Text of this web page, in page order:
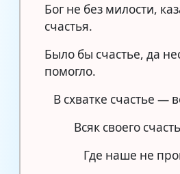
Бог не без милости,
счастья.
Было бы счастье, да
помогло.
В схватке счастье —
Всяк своего
Где наше не